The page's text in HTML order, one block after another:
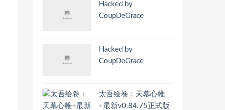
Hacked by
CoupDeGrace
Hacked by
CoupDeGrace
太吾绘卷：天幕心帷
+最新v0.84.75正式版